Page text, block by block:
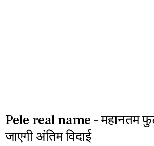
Pele real name – महानतम
जाएगी अंतिम विदाई